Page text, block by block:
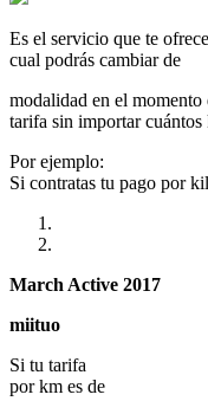
Es el servicio que te
cual podrás cambiar de
modalidad en el momento
tarifa sin importar cuántos
Por ejemplo:
Si contratas tu pago por
March Active 2017
miituo
Si tu tarifa
por km es de